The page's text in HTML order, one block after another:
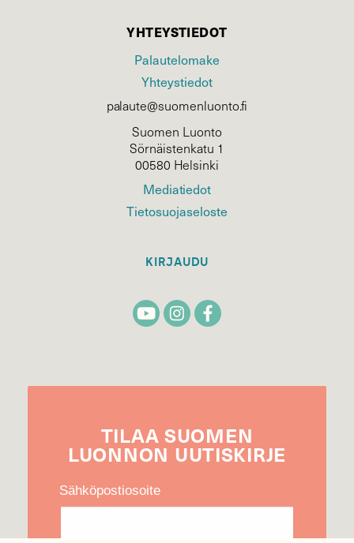
YHTEYSTIEDOT
Palautelomake
Yhteystiedot
palaute@suomenluonto.fi
Suomen Luonto
Sörnäistenkatu 1
00580 Helsinki
Mediatiedot
Tietosuojaseloste
KIRJAUDU
TILAA SUOMEN
LUONNON UUTIS­KIRJE
Sähköpostiosoite